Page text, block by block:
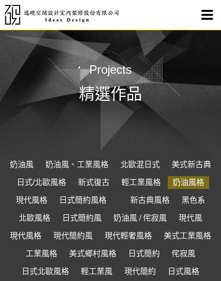
Projects
精選作品
奶油風 奶油風、工業風格 北歐混日式 美式新古典
日式/北歐風格 新式復古 輕工業風格 奶油風格
現代風格 日式簡約風格 新古典風格 黑色系
北歐風格 日式簡約風 奶油風 / 侘寂風 現代風
現代風格 現代簡約風 現代輕奢風格 美式工業風格
工業風格 美式鄉村風格 日式簡約 侘寂風
日式北歐風格 輕工業風 現代簡約 日式風格
奶